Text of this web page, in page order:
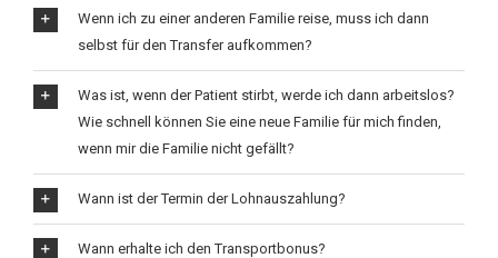
Wenn ich zu einer anderen Familie reise, muss ich dann
selbst für den Transfer aufkommen?
Was ist, wenn der Patient stirbt, werde ich dann arbeitslos?
Wie schnell können Sie eine neue Familie für mich finden,
wenn mir die Familie nicht gefällt?
Wann ist der Termin der Lohnauszahlung?
Wann erhalte ich den Transportbonus?